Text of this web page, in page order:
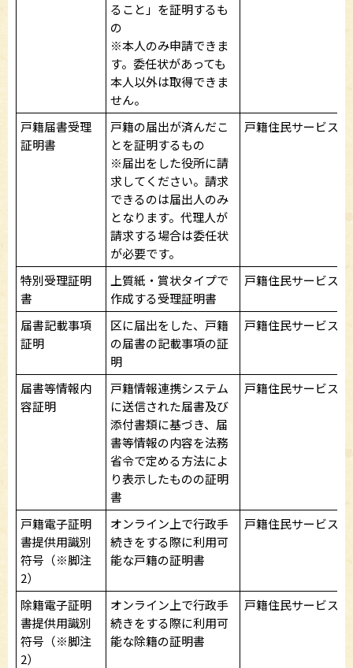
ること」を証明するも
の
※本人のみ申請できま
す。委任状があっても
本人以外は取得できま
せん。
戸籍届書受理
証明書
戸籍の届出が済んだこ
とを証明するもの
※届出をした役所に請
求してください。請求
できるのは届出人のみ
となります。代理人が
請求する場合は委任状
が必要です。
戸籍住民サービス課
特別受理証明
書
上質紙・賞状タイプで
作成する受理証明書
戸籍住民サービス課
届書記載事項
証明
区に届出をした、戸籍
の届書の記載事項の証
明
戸籍住民サービス課
届書等情報内
容証明
戸籍情報連携システム
に送信された届書及び
添付書類に基づき、届
書等情報の内容を法務
省令で定める方法によ
り表示したものの証明
書
戸籍住民サービス課
戸籍電子証明
書提供用識別
符号（※脚注
2）
オンライン上で行政手
続きをする際に利用可
能な戸籍の証明書
戸籍住民サービス課
除籍電子証明
書提供用識別
符号（※脚注
2）
オンライン上で行政手
続きをする際に利用可
能な除籍の証明書
戸籍住民サービス課